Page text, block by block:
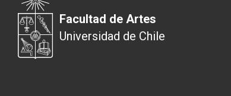
Facultad de Artes
Universidad de Chile